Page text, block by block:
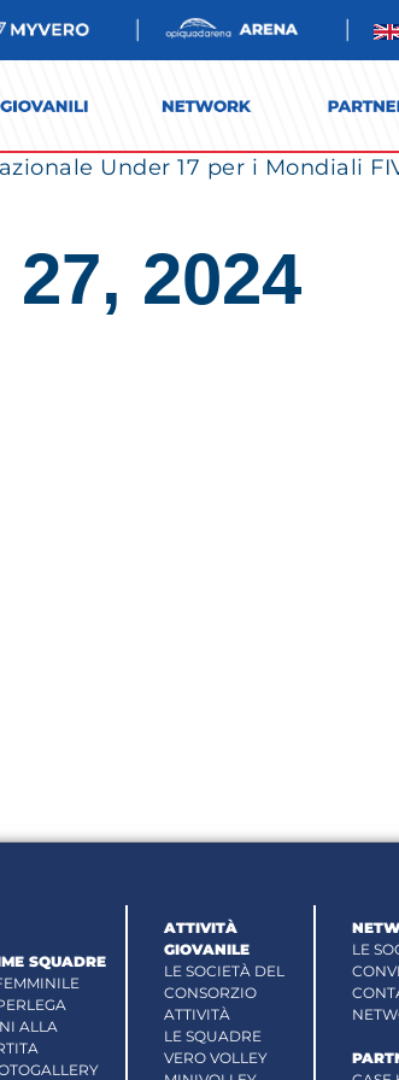
Under 17 per i Mondiali
2024
SQUADRE
ALLA
ATTIVITÀ
GIOVANILE
LE SOCIETÀ DEL
CONSORZIO
ATTIVITÀ
LE SQUADRE
VERO VOLLEY
LE